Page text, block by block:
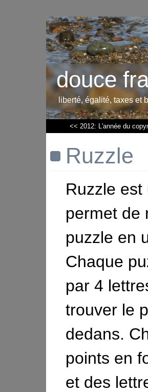
douce
liberté, égalité, taxes et
<< 2012: L'année du
Ruzzle
Ruzzle
permet de
puzzle en
Chaque
par 4
trouver le
dedans.
points en
et des